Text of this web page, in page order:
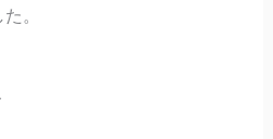
。